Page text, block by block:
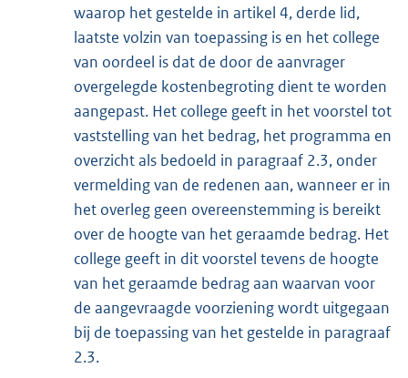
waarop het gestelde in artikel 4, derde lid,
laatste volzin van toepassing is en het college
van oordeel is dat de door de aanvrager
overgelegde kostenbegroting dient te worden
aangepast. Het college geeft in het voorstel tot
vaststelling van het bedrag, het programma en
overzicht als bedoeld in paragraaf 2.3, onder
vermelding van de redenen aan, wanneer er in
het overleg geen overeenstemming is bereikt
over de hoogte van het geraamde bedrag. Het
college geeft in dit voorstel tevens de hoogte
van het geraamde bedrag aan waarvan voor
de aangevraagde voorziening wordt uitgegaan
bij de toepassing van het gestelde in paragraaf
2.3.